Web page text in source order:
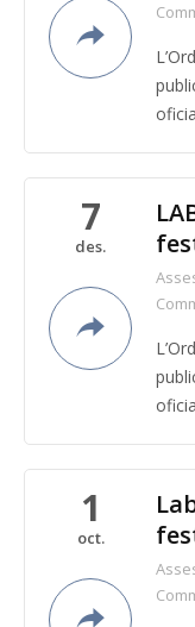
7
des.
1
oct.